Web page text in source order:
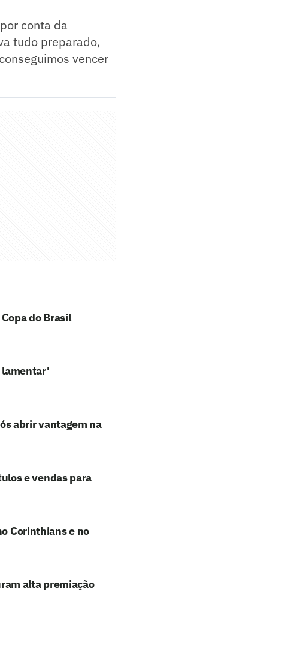
conta da
tudo preparado,
vencer
do Brasil
lamentar'
abrir vantagem na
e vendas para
Corinthians e no
alta premiação